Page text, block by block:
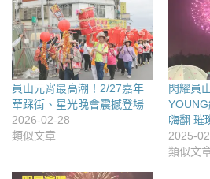
員山元宵最高潮！2/27嘉年
華踩街、星光晚會震撼登場
2026-02-28
類似文章
閃耀員
嗨翻 璀
2025-
類似文